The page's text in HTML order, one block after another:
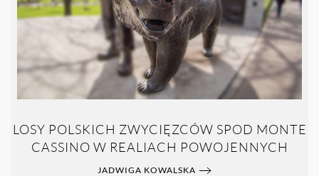
LOSY POLSKICH ZWYCIĘZCÓW SPOD MONTE
CASSINO W REALIACH POWOJENNYCH
JADWIGA KOWALSKA